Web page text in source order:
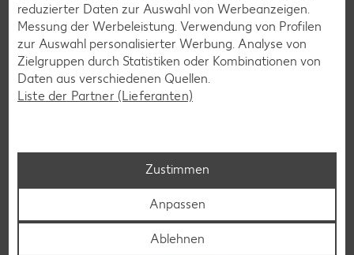
Rezepte entdecken
reduzierter Daten zur Auswahl von Werbeanzeigen.
Messung der Werbeleistung. Verwendung von Profilen
zur Auswahl personalisierter Werbung. Analyse von
Zielgruppen durch Statistiken oder Kombinationen von
Daten aus verschiedenen Quellen.
Liste der Partner (Lieferanten)
Zustimmen
Anpassen
Ablehnen